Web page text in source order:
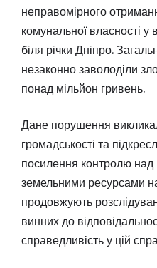
неправомірного
комунальної власності у
біля річки Дніпро.
незаконно заволоділи
понад мільйон гривень.
Дане порушення
громадськості та
посилення контролю
земельними ресурсами
продовжують
винних до
справедливість у цій